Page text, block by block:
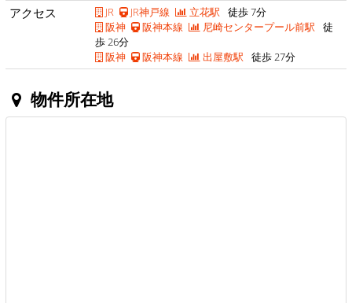
アクセス
JR JR神戸線 立花駅 徒歩 7分
阪神
阪神本線 尼崎センタープール前駅 徒
歩 26分
阪神
阪神本線 出屋敷駅 徒歩 27分
物件所在地